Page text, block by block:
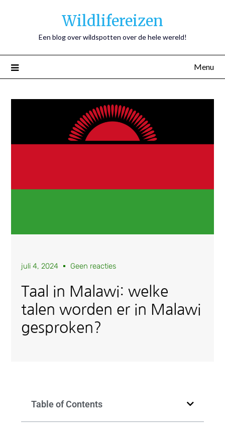
Wildlifereizen
Een blog over wildspotten over de hele wereld!
Menu
juli 4, 2024 Geen reacties
Taal in Malawi: welke
talen worden er in Malawi
gesproken?
Table of Contents